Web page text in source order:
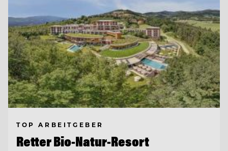
TOP ARBEITGEBER
Retter Bio-Natur-Resort